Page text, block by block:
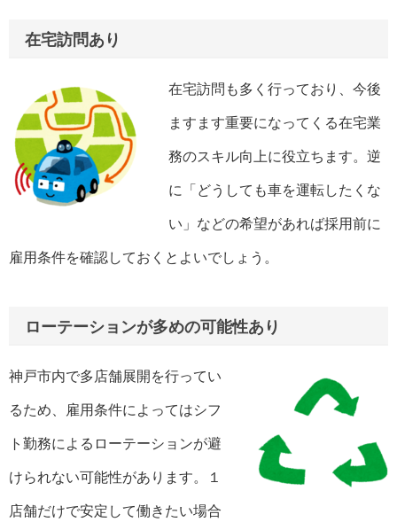
在宅訪問あり
在宅訪問も多く行っており、今後
ますます重要になってくる在宅業
務のスキル向上に役立ちます。逆
に「どうしても車を運転したくな
い」などの希望があれば採用前に
雇用条件を確認しておくとよいでしょう。
ローテーションが多めの可能性あり
神戸市内で多店舗展開を行ってい
るため、雇用条件によってはシフ
ト勤務によるローテーションが避
けられない可能性があります。１
店舗だけで安定して働きたい場合